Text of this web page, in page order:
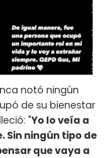
notó ningún
de su bienestar
"Yo lo veía a
Sin ningún tipo de
que vaya a